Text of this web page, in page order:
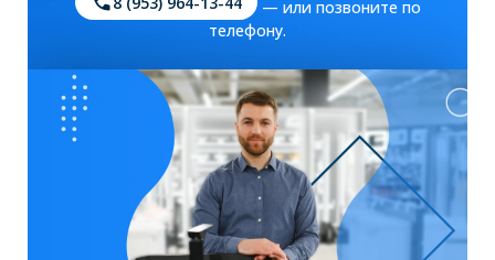
— или позвоните по
телефону.